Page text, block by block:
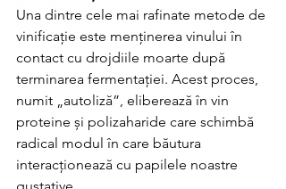
Una dintre cele mai rafinate metode de
vinificație este menținerea vinului în
contact cu drojdiile moarte după
terminarea fermentației. Acest proces,
numit „autoliză”, eliberează în vin
proteine și polizaharide care schimbă
radical modul în care băutura
interacționează cu papilele noastre